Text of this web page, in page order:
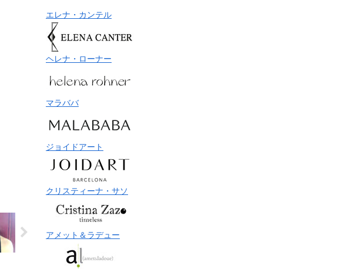
エレナ・カンテル
ヘレナ・ローナー
マラババ
ジョイドアート
クリスティーナ・サソ
アメット＆ラデュー